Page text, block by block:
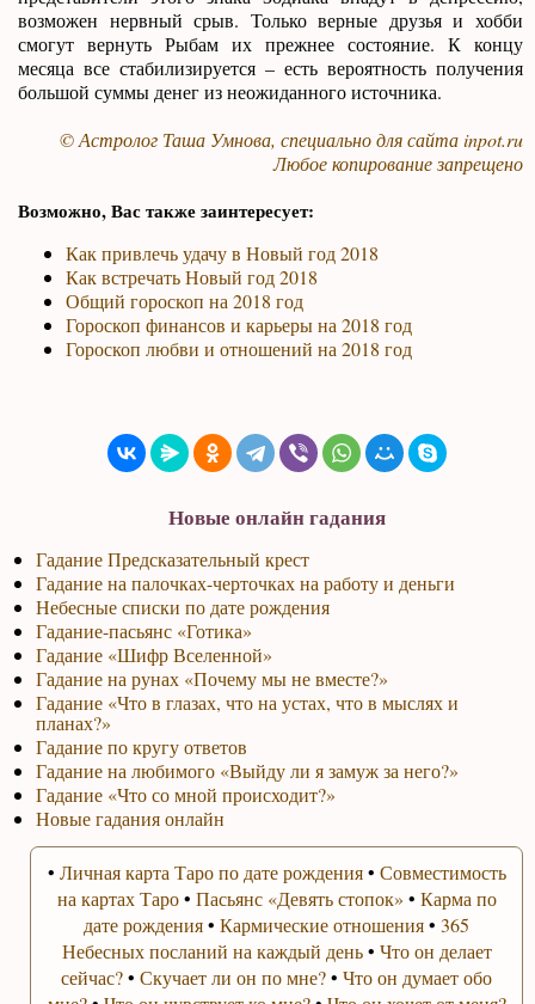
возможен нервный срыв. Только верные друзья и хобби
смогут вернуть Рыбам их прежнее состояние. К концу
месяца все стабилизируется – есть вероятность получения
большой суммы денег из неожиданного источника.
© Астролог Таша Умнова, специально для сайтаinpot.ru
Любое копирование запрещено
Возможно, Вас также заинтересует:
Как привлечь удачу в Новый год 2018
Как встречать Новый год 2018
Общий гороскоп на 2018 год
Гороскоп финансов и карьеры на 2018 год
Гороскоп любви и отношений на 2018 год
Новые онлайн гадания
Гадание Предсказательный крест
Гадание на палочках-черточках на работу и деньги
Небесные списки по дате рождения
Гадание-пасьянс «Готика»
Гадание «Шифр Вселенной»
Гадание на рунах «Почему мы не вместе?»
Гадание «Что в глазах, что на устах, что в мыслях и
планах?»
Гадание по кругу ответов
Гадание на любимого «Выйду ли я замуж за него?»
Гадание «Что со мной происходит?»
Новые гадания онлайн
• Личная карта Таро по дате рождения• Совместимость
на картах Таро• Пасьянс «Девять стопок» • Карма по
дате рождения•Кармические отношения•365
Небесных посланий на каждый день• Что он делает
сейчас?•Скучает ли он по мне?•Что он думает обо